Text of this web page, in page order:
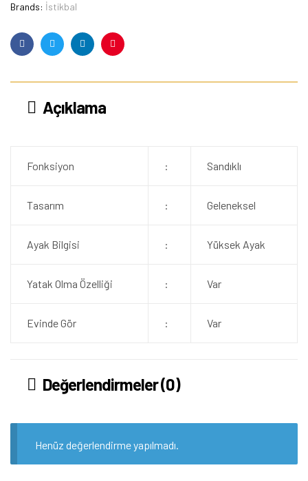
Brands: İstikbal
FacebookTwitterLinkedinPinterest
Açıklama
Fonksiyon : Sandıklı
Tasarım : Geleneksel
Ayak Bilgisi : Yüksek Ayak
Yatak Olma Özelliği : Var
Evinde Gör : Var
Değerlendirmeler (0)
Henüz değerlendirme yapılmadı.